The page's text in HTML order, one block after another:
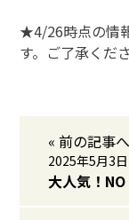
★4/26時点の情
す。ご了承くだ
« 前の記事へ
2025年5月3日
大人気！